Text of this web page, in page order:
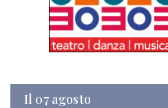
Il 07 agosto